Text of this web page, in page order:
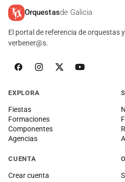
Orquestasde Galicia
El portal de referencia de orquestas
verbener@s.
EXPLORA
Fiestas
Formaciones
Componentes
Agencias
CUENTA
Crear cuenta